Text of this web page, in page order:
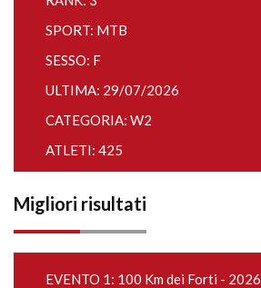
SPORT: MTB
SESSO: F
ULTIMA: 29/07/2026
CATEGORIA: W2
ATLETI: 425
Migliori risultati
EVENTO 1: 100 Km dei Forti - 2026